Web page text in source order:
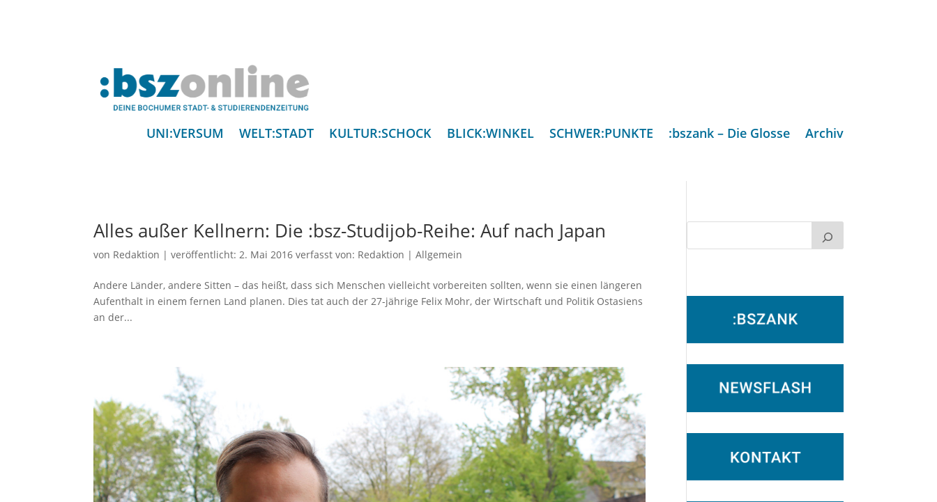
UNI:VERSUM WELT:STADT KULTUR:SCHOCK BLICK:WINKEL SCHWER:PUNKTE :bszank – Die Glosse Archiv
Alles außer Kellnern: Die :bsz-Studijob-Reihe: Auf nach Japan
von Redaktion |veröffentlicht:2. Mai 2016 verfasst von: Redaktion |Allgemein
Andere Länder, andere Sitten – das heißt, dass sich Menschen vielleicht vorbereiten sollten, wenn sie einen längeren
Aufenthalt in einem fernen Land planen. Dies tat auch der 27-jährige Felix Mohr, der Wirtschaft und Politik Ostasiens
an der...